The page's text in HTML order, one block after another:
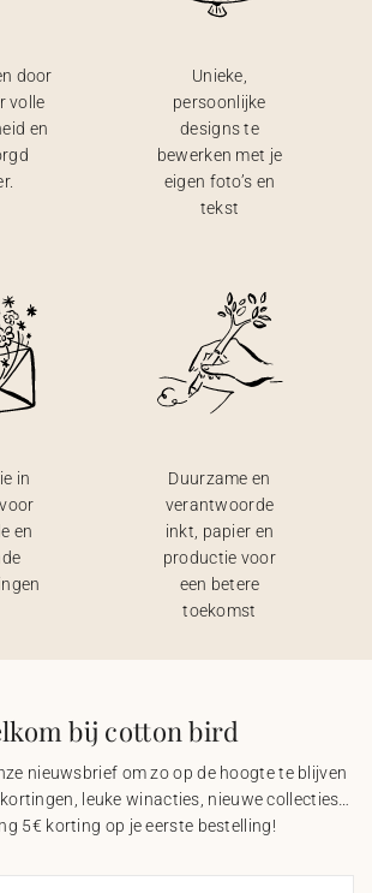
door
volle
en
Unieke,
persoonlijke
designs te
bewerken met je
eigen foto’s en
tekst
in
en
Duurzame en
verantwoorde
inkt, papier en
productie voor
een betere
toekomst
bij cotton bird
nieuwsbrief om zo op de hoogte te blijven
leuke winacties, nieuwe collecties…
5€ korting op je eerste bestelling!